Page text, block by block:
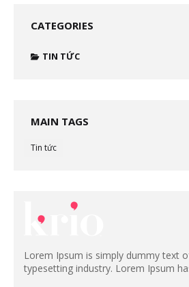
CATEGORIES
TIN TỨC
MAIN TAGS
Tin tức
Lorem Ipsum is simply dummy text
typesetting industry. Lorem Ipsum